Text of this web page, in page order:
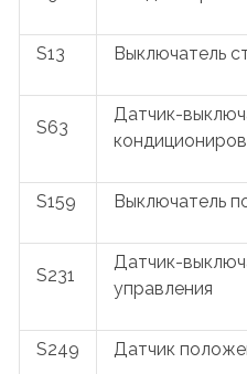
S13 Выключатель
S63
Датчик-
S159 Выключатель
S231
Датчик-
управления
S249 Датчик